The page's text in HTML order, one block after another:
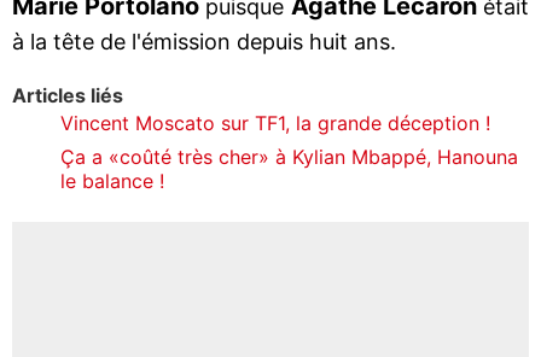
puisque
était
à la tête de l'émission depuis huit ans.
Articles liés
Vincent Moscato sur TF1, la grande déception !
Ça a «coûté très cher» à Kylian Mbappé, Hanouna
le balance !